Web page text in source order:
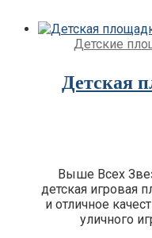
Детские
Детская
Выше Всех
детская игровая
и отличное
уличного